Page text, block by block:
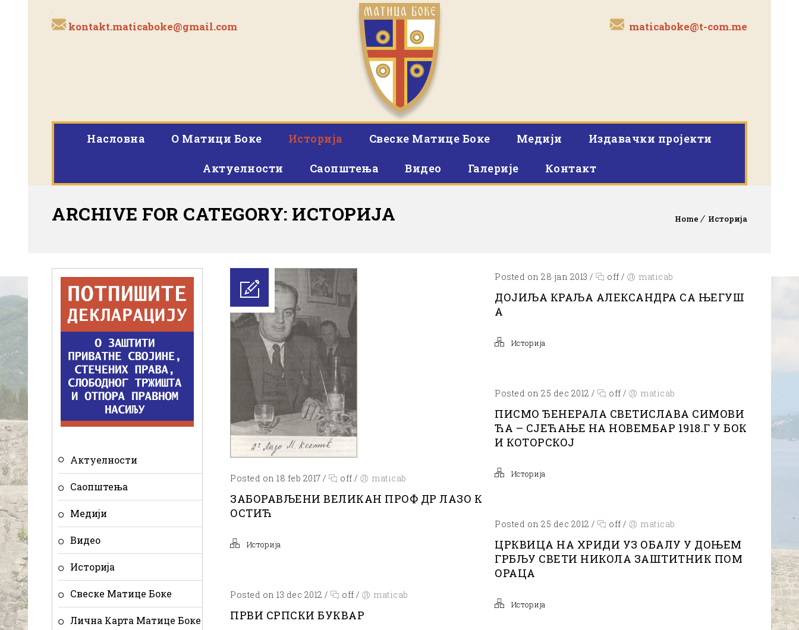
kontakt.maticaboke@gmail.com maticaboke@t-com.me
Насловна O Матици Боке Историја Свеске Матице Боке Медији Издавачки пројекти
Актуелности Саопштења Видео Галерије Контакт
ARCHIVE FOR CATEGORY: ИСТОРИЈА Home Историја
Posted on 18 feb 2017 / off / maticab
ЗАБОРАВЉЕНИ ВЕЛИКАН ПРОФ ДР ЛАЗО К
ОСТИЋ
Историја
Posted on 28 jan 2013 / off / maticab
ДОЈИЉА КРАЉА АЛЕКСАНДРА СА ЊЕГУШ
А
Историја
Posted on 25 dec 2012 / off / maticab
ПИСМО ЂЕНЕРАЛА СВЕТИСЛАВА СИМОВИ
ЋА – СЈЕЋАЊЕ НА НОВЕМБАР 1918.Г У БОК
И КОТОРСКОЈ
Историја
Posted on 25 dec 2012 / off / maticab
ЦРКВИЦА НА ХРИДИ УЗ ОБАЛУ У ДОЊЕМ
ГРБЉУ СВЕТИ НИКОЛА ЗАШТИТНИК ПОМ
ОРАЦА
Историја
Posted on 13 dec 2012 / off / maticab
ПРВИ СРПСКИ БУКВАР
Актуелности
Саопштења
Медији
Видео
Историја
Свеске Матице Боке
Лична Карта Матице Боке